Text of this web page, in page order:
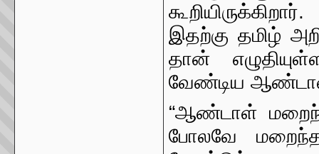
கூறியிருக்கிறார்.
இதற்கு தமிழ்
தான்
வேண்டிய ஆண்டாள்
“ஆண்டாள்
போலவே